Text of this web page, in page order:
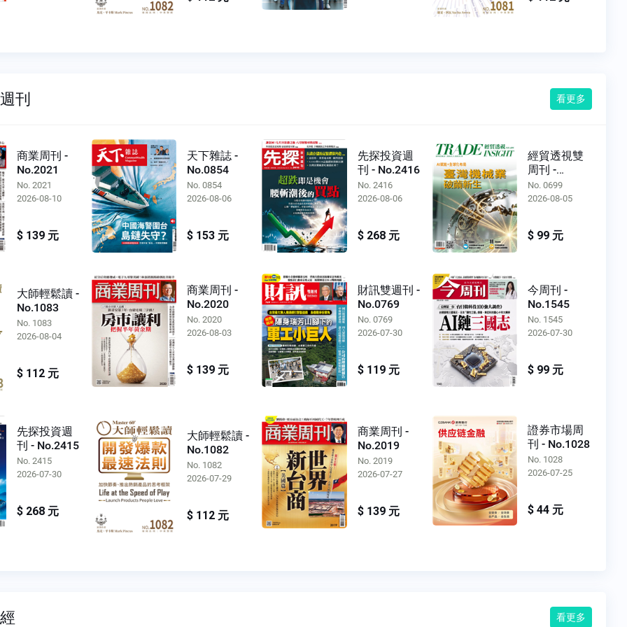
刊 看更多
商業周刊 -
No.2021
No. 2021
2026-08-10
$ 139 元
天下雜誌 -
No.0854
No. 0854
2026-08-06
$ 153 元
先探投資週
刊 - No.2416
No. 2416
2026-08-06
$ 268 元
經貿透視雙
周刊 -
No.0699
No. 0699
2026-08-05
$ 99 元
大師輕鬆讀 -
No.1083
No. 1083
2026-08-04
$ 112 元
商業周刊 -
No.2020
No. 2020
2026-08-03
$ 139 元
財訊雙週刊 -
No.0769
No. 0769
2026-07-30
$ 119 元
今周刊 -
No.1545
No. 1545
2026-07-30
$ 99 元
先探投資週
刊 - No.2415
No. 2415
2026-07-30
$ 268 元
大師輕鬆讀 -
No.1082
No. 1082
2026-07-29
$ 112 元
商業周刊 -
No.2019
No. 2019
2026-07-27
$ 139 元
證券市場周
刊 - No.1028
No. 1028
2026-07-25
$ 44 元
看更多